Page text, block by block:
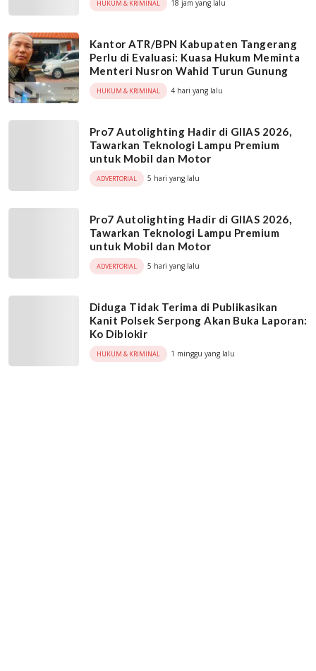
HUKUM & KRIMINAL 18 jam yang lalu
Kantor ATR/BPN Kabupaten Tangerang
Perlu di Evaluasi: Kuasa Hukum Meminta
Menteri Nusron Wahid Turun Gunung
HUKUM & KRIMINAL 4 hari yang lalu
Pro7 Autolighting Hadir di GIIAS 2026,
Tawarkan Teknologi Lampu Premium
untuk Mobil dan Motor
ADVERTORIAL 5 hari yang lalu
Pro7 Autolighting Hadir di GIIAS 2026,
Tawarkan Teknologi Lampu Premium
untuk Mobil dan Motor
ADVERTORIAL 5 hari yang lalu
Diduga Tidak Terima di Publikasikan
Kanit Polsek Serpong Akan Buka Laporan:
Ko Diblokir
HUKUM & KRIMINAL 1 minggu yang lalu